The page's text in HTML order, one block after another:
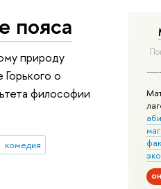
пояса
природу
о
философии
комедия